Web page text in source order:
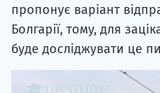
пропонує варіант
Болгарії, тому, для
буде досліджувати це